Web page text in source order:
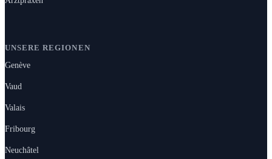
UNSERE REGIONEN
Genève
Vaud
Valais
Fribourg
Neuchâtel